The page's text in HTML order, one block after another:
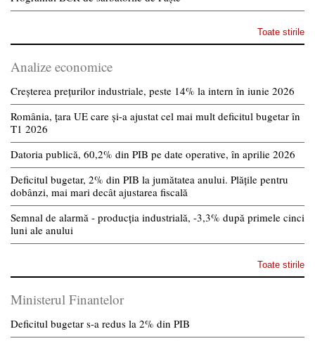
Toate stirile
Analize economice
Creșterea prețurilor industriale, peste 14% la intern în iunie 2026
România, țara UE care și-a ajustat cel mai mult deficitul bugetar în
T1 2026
Datoria publică, 60,2% din PIB pe date operative, în aprilie 2026
Deficitul bugetar, 2% din PIB la jumătatea anului. Plățile pentru
dobânzi, mai mari decât ajustarea fiscală
Semnal de alarmă - producția industrială, -3,3% după primele cinci
luni ale anului
Toate stirile
Ministerul Finantelor
Deficitul bugetar s-a redus la 2% din PIB